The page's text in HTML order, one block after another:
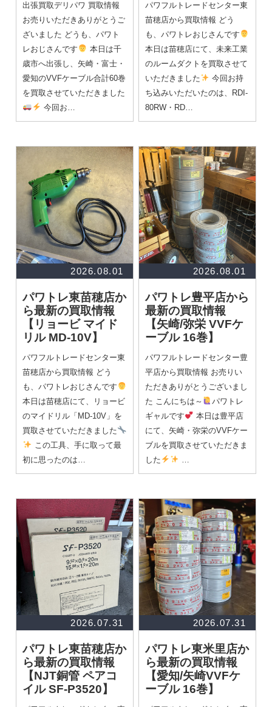
出張買取デリパワ 買取情報
お売りいただきありがとうご
ざいました どうも、パワト
レおじさんです
本日は千
歳市へ出張し、矢崎・富士・
愛知のVVFケーブル合計60巻
を買取させていただきました
今回お…
パワフルトレードセンター東
苗穂店から買取情報 どう
も、パワトレおじさんです
本日は苗穂店にて、未来工業
のルームダクトを買取させて
いただきました
今回お持
ち込みいただいたのは、RDI-
80RW・RD…
2026.08.01
パワトレ東苗穂店か
ら最新の買取情報
【リョービ マイド
リル MD-10V】
パワフルトレードセンター東
苗穂店から買取情報 どう
も、パワトレおじさんです
本日は苗穂店にて、リョービ
のマイドリル「MD-10V」を
買取させていただきました
この工具、手に取って最
初に思ったのは…
2026.08.01
パワトレ豊平店から
最新の買取情報
【矢崎/弥栄 VVFケ
ーブル 16巻】
パワフルトレードセンター豊
平店から買取情報 お売りい
ただきありがとうございまし
た こんにちは～
パワトレ
ギャルです
本日は豊平店
にて、矢崎・弥栄のVVFケー
ブルを買取させていただきま
した
2026.07.31
パワトレ東苗穂店か
ら最新の買取情報
【NJT銅管 ペアコ
イル SF-P3520】
2026.07.31
パワトレ東米里店か
ら最新の買取情報
【愛知/矢崎VVFケ
ーブル 16巻】